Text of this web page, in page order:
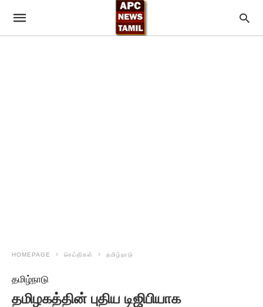
HOMEPAGE செய்திகள் தமிழ்நாடு
தமிழ்நாடு
தமிழகத்தின் புதிய டிஜிபியாக